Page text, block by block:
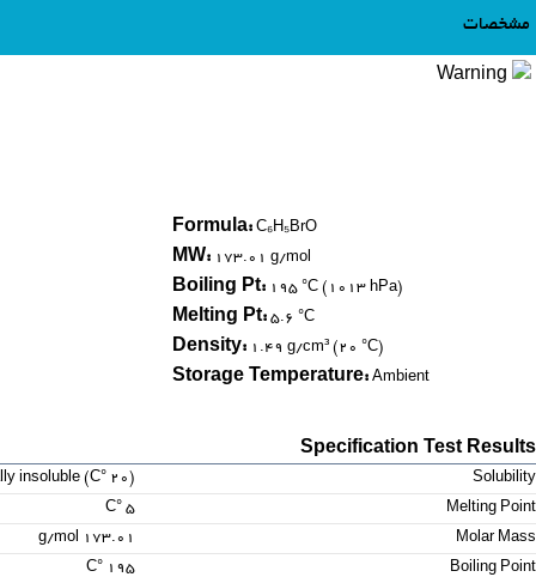
مشخصات
Warning
Formula: C₆H₅BrO
MW: 173.01 g/mol
Boiling Pt: 195 °C (1013 hPa)
Melting Pt: 5.6 °C
Density: 1.49 g/cm³ (20 °C)
Storage Temperature: Ambient
Specification Test Results
Solubility
(20 °C) practically insoluble
Melting Point
5 °C
Molar Mass
173.01 g/mol
Boiling Point
195 °C